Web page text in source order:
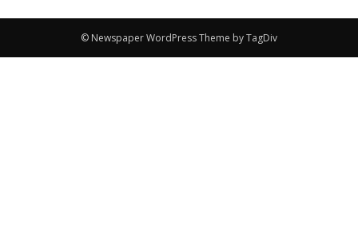
© Newspaper WordPress Theme by TagDiv